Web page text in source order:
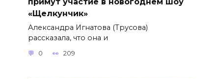
«Щелкунчик»
Александра Игнатова (Трусова)
рассказала, что она и
0 209